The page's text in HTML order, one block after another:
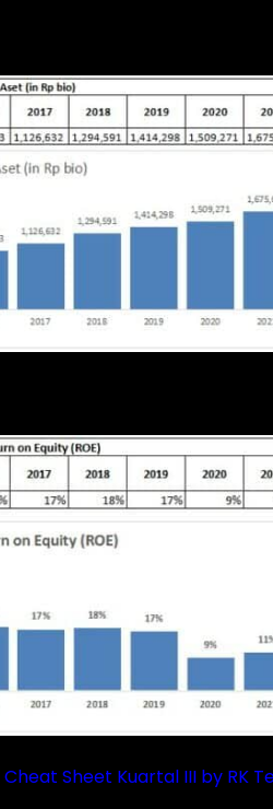
Cheat Sheet Kuartal III by RK